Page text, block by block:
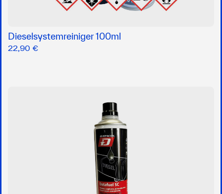
Dieselsystemreiniger 100ml
22,90 €